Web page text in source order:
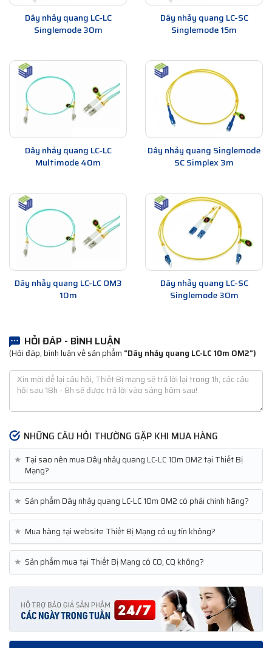
Dây nhảy quang LC-LC
Singlemode 30m
Dây nhảy quang LC-SC
Singlemode 15m
Dây nhảy quang LC-LC
Multimode 40m
Dây nhảy quang Singlemode
SC Simplex 3m
Dây nhảy quang LC-LC OM3
10m
Dây nhảy quang LC-SC
Singlemode 30m
HỎI ĐÁP - BÌNH LUẬN
(Hỏi đáp, bình luận về sản phẩm "Dây nhảy quang LC-LC 10m OM2")
NHỮNG CÂU HỎI THƯỜNG GẶP KHI MUA HÀNG
★ Tại sao nên mua Dây nhảy quang LC-LC 10m OM2 tại Thiết Bị
Mạng?
★ Sản phẩm Dây nhảy quang LC-LC 10m OM2 có phải chính hãng?
★ Mua hàng tại website Thiết Bị Mạng có uy tín không?
★ Sản phẩm mua tại Thiết Bị Mạng có CO, CQ không?